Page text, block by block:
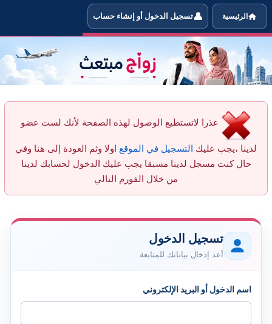
‫ أرسل رسالة جديدة للعضو Sarah22 من خلال الموقع
الرئيسية 👤تسجيل الدخول أو إنشاء حساب
عذرا لاتستطيع الوصول لهذه الصفحة لأنك لست عضو
لدينا ،يجب عليك التسجيل في الموقع اولا وثم العودة إلى هنا وفي
حال كنت مسجل لدينا مسبقا يجب عليك الدخول لحسابك لدينا
من خلال الفورم التالي
تسجيل الدخول
أعد إدخال بياناتك للمتابعة
اسم الدخول أو البريد الإلكتروني